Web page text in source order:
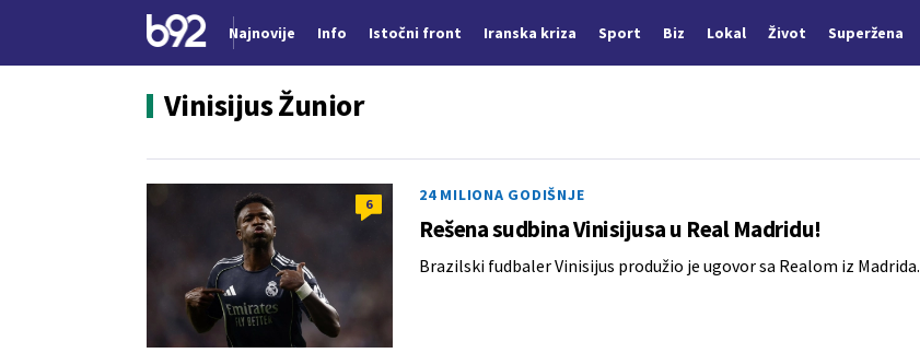
Najnovije Info Istočni front Iranska kriza Sport Biz Lokal Život Superžena
Vinisijus Žunior
6 24 MILIONA GODIŠNJE
Rešena sudbina Vinisijusa u Real Madridu!
Brazilski fudbaler Vinisijus produžio je ugovor sa Realom iz Madrida.